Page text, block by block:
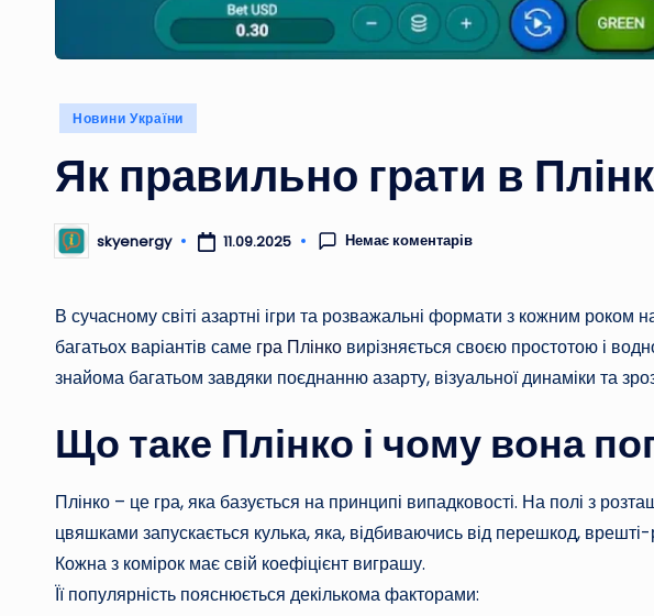
Опубліковано
Новини України
Як правильно грати в
Опубліковано
skyenergy 11.09.2025 Немає коментарів
В сучасному світі азартні ігри та розважальні формати з кожним роком
багатьох варіантів саме гра Плінко вирізняється своєю простотою і
знайома багатьом завдяки поєднанню азарту, візуальної динаміки та
Що таке Плінко і чому вона
Плінко – це гра, яка базується на принципі випадковості. На полі з
цвяшками запускається кулька, яка, відбиваючись від перешкод,
Кожна з комірок має свій коефіцієнт виграшу.
Її популярність пояснюється декількома факторами: